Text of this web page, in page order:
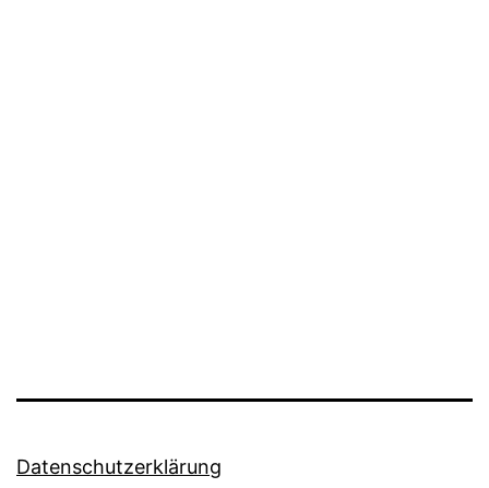
Datenschutzerklärung